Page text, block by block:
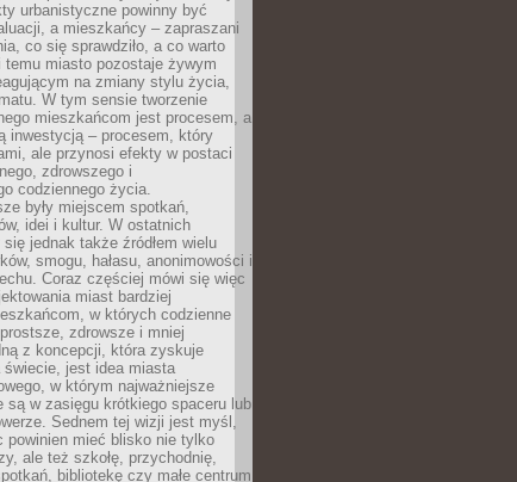
urbanistyczne powinny być
a mieszkańcy – zapraszani
co się sprawdziło, a co warto
miasto pozostaje żywym
na zmiany stylu życia,
W tym sensie tworzenie
mieszkańcom jest procesem, a
inwestycją – procesem, który
ale przynosi efekty w postaci
zdrowszego i
codziennego życia.
były miejscem spotkań,
idei i kultur. W ostatnich
się jednak także źródłem wielu
smogu, hałasu, anonimowości i
Coraz częściej mówi się więc
miast bardziej
w których codzienne
zdrowsze i mniej
z koncepcji, która zyskuje
świecie, jest idea miasta
w którym najważniejsze
są w zasięgu krótkiego spaceru lub
Sednem tej wizji jest myśl,
powinien mieć blisko nie tylko
ale też szkołę, przychodnię,
bibliotekę czy małe centrum